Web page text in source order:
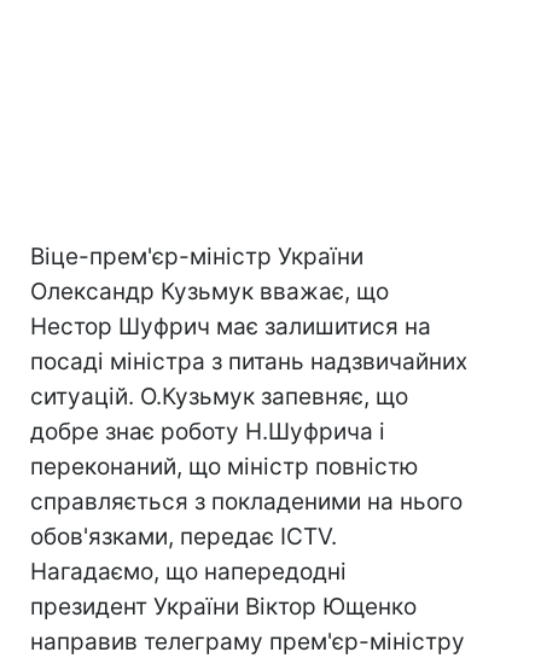
Віце-прем'єр-міністр України
Олександр Кузьмук вважає, що
Нестор Шуфрич має залишитися на
посаді міністра з питань надзвичайних
ситуацій. О.Кузьмук запевняє, що
добре знає роботу Н.Шуфрича і
переконаний, що міністр повністю
справляється з покладеними на нього
обов'язками, передає ICTV.
Нагадаємо, що напередодні
президент України Віктор Ющенко
направив телеграму прем'єр-міністру